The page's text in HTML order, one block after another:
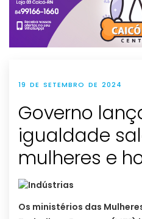
19 DE SETEMBRO DE 2024
Governo
igualdade
mulheres e
Os ministérios das